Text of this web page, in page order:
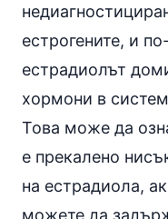
естрогените, и
естрадиолът
хормони в
Това може да
е прекалено
на естрадиола,
можете да